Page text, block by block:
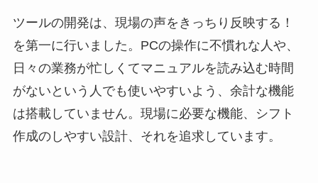
ツールの開発は、現場の声をきっちり反映する！
を第一に行いました。PCの操作に不慣れな人や、
日々の業務が忙しくてマニュアルを読み込む時間
がないという人でも使いやすいよう、余計な機能
は搭載していません。現場に必要な機能、シフト
作成のしやすい設計、それを追求しています。